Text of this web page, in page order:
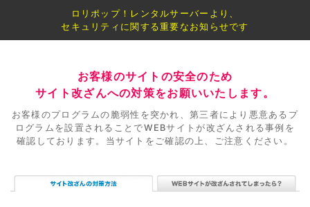
ロリポップ！レンタルサーバーより、
セキュリティに関する重要なお知らせです
お客様のサイトの安全のため
サイト改ざんへの対策をお願いいたします。
お客様のプログラムの脆弱性を突かれ、第三者により悪意あるプ
ログラムを設置されることでWEBサイトが改ざんされる事例を
確認しております。当サイトをご確認の上、ご注意ください。